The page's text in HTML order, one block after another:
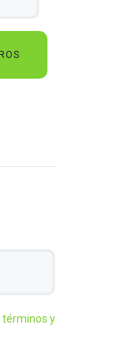
términos y